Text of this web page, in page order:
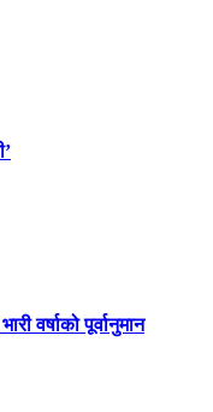
वर्षाको पूर्वानुमान